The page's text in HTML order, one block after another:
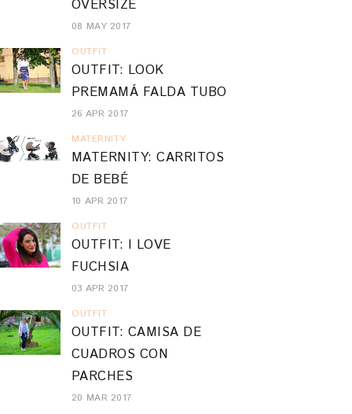
OVERSIZE
08 MAY 2017
OUTFIT
OUTFIT: LOOK
PREMAMÁ FALDA TUBO
26 APR 2017
MATERNITY
MATERNITY: CARRITOS
DE BEBÉ
10 APR 2017
OUTFIT
OUTFIT: I LOVE
FUCHSIA
03 APR 2017
OUTFIT
OUTFIT: CAMISA DE
CUADROS CON
PARCHES
20 MAR 2017